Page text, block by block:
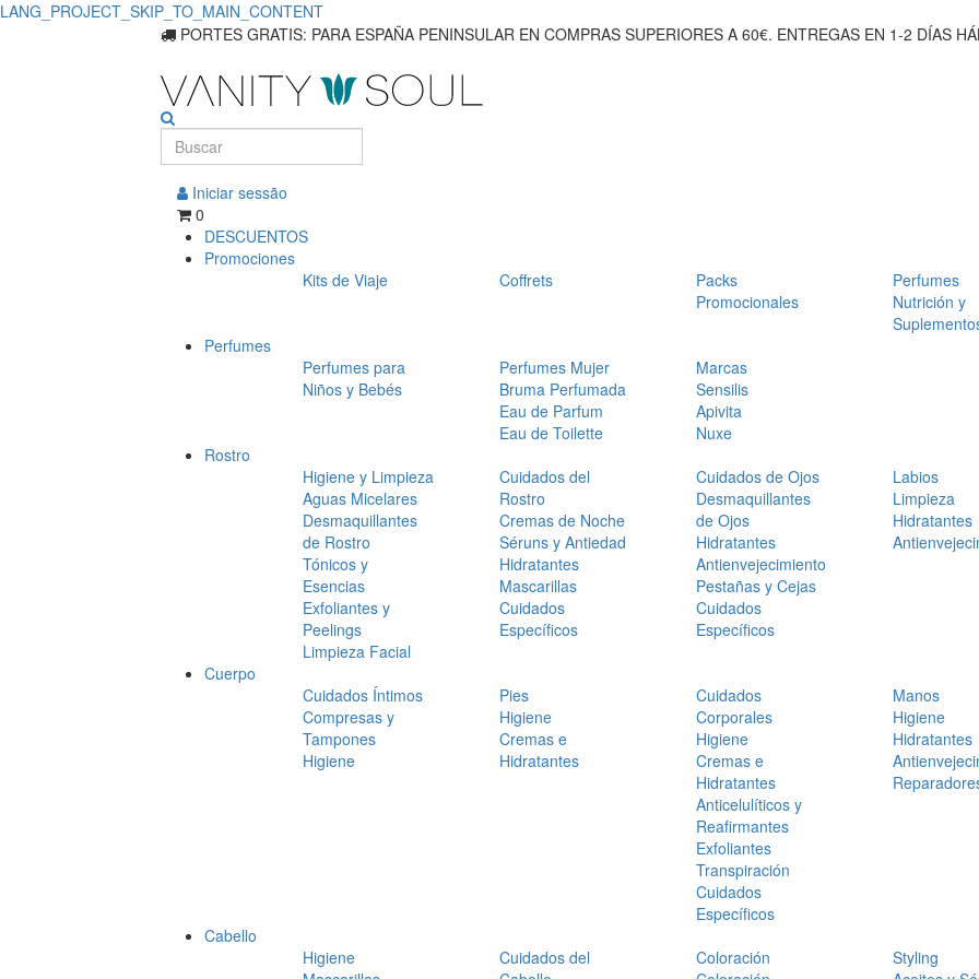
LANG_PROJECT_SKIP_TO_MAIN_CONTENT
productos
esenciales
PORTES GRATIS: PARA ESPAÑA PENINSULAR EN COMPRAS SUPERIORES A 60€. ENTREGAS EN 1-2 DÍAS
Iniciar sessão
0
DESCUENTOS
Promociones
Kits de Viaje
Coffrets
Packs
Promocionales
Perfumes
Nutrición y
Perfumes
Perfumes para
Niños y Bebés
Perfumes Mujer
Bruma Perfumada
Eau de Parfum
Eau de Toilette
Marcas
Sensilis
Apivita
Nuxe
Rostro
Higiene y Limpieza
Aguas Micelares
Desmaquillantes
de Rostro
Tónicos y
Esencias
Exfoliantes y
Peelings
Limpieza Facial
Cuidados del
Rostro
Cremas de Noche
Séruns y Antiedad
Hidratantes
Mascarillas
Cuidados
Específicos
Cuidados de Ojos
Desmaquillantes
de Ojos
Hidratantes
Antienvejecimiento
Pestañas y Cejas
Cuidados
Específicos
Labios
Limpieza
Hidratantes
Cuerpo
Cuidados Íntimos
Compresas y
Tampones
Higiene
Pies
Higiene
Cremas e
Hidratantes
Cuidados
Corporales
Higiene
Cremas e
Hidratantes
Anticelulíticos y
Reafirmantes
Exfoliantes
Transpiración
Cuidados
Específicos
Manos
Higiene
Hidratantes
Cabello
Higiene
Cuidados del
Coloración
Styling